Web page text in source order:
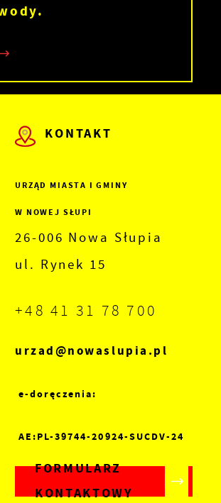
KONTAKT
URZĄD MIASTA I GMINY
W NOWEJ SŁUPI
26-006 Nowa Słupia
ul. Rynek 15
+48 41 31 78 700
urzad@nowaslupia.pl
e-doręczenia:
AE:PL-39744-20924-SUCDV-24
FORMULARZ
KONTAKTOWY